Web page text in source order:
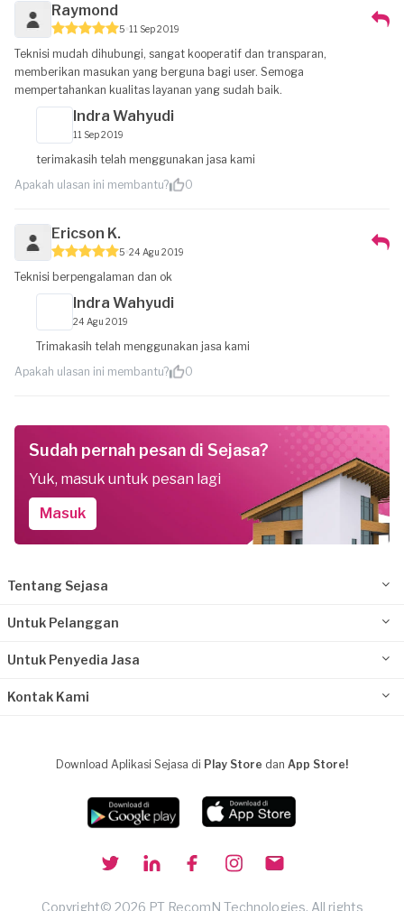
Raymond
5 11 Sep 2019
Teknisi mudah dihubungi, sangat kooperatif dan transparan,
memberikan masukan yang berguna bagi user. Semoga
mempertahankan kualitas layanan yang sudah baik.
Indra Wahyudi
11 Sep 2019
terimakasih telah menggunakan jasa kami
Apakah ulasan ini membantu?
0
Ericson K.
5 24 Agu 2019
Teknisi berpengalaman dan ok
Indra Wahyudi
24 Agu 2019
Trimakasih telah menggunakan jasa kami
Apakah ulasan ini membantu?
0
Sudah pernah pesan di Sejasa?
Yuk, masuk untuk pesan lagi
Masuk
Tentang Sejasa
Untuk Pelanggan
Untuk Penyedia Jasa
Kontak Kami
Download Aplikasi Sejasa di Play Store dan App Store!
Copyright© 2026 PT RecomN Technologies, All rights